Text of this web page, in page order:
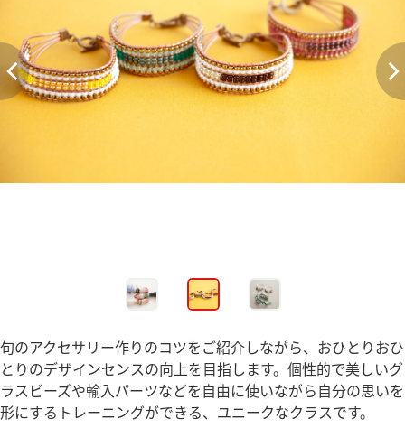
旬のアクセサリー作りのコツをご紹介しながら、おひとりおひ
とりのデザインセンスの向上を目指します。個性的で美しいグ
ラスビーズや輸入パーツなどを自由に使いながら自分の思いを
形にするトレーニングができる、ユニークなクラスです。